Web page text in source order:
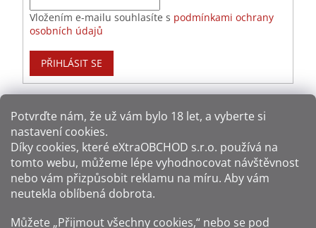
Potvrďte nám​​, že už vám bylo 18 let, a vyberte si
nastavení cookies.
Díky cookies, které eXtraOBCHOD s.r.o. používá na
tomto webu, můžeme lépe vyhodnocovat návštěvnost
nebo vám přizpůsobit reklamu na míru. Aby vám
neutekla oblíbená dobrota.
Můžete „Přijmout všechny cookies,“ nebo se pod
Vložením e-mailu souhlasíte s podmínkami ochrany
osobních údajů
PŘIHLÁSIT SE
Způsoby dopravy: